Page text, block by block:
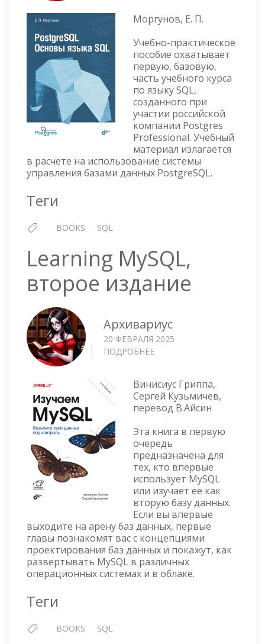
Моргунов, Е. П.
Учебно-практическое
пособие охватывает
первую, базовую,
часть учебного курса
по языку SQL,
созданного при
участии российской
компании Postgres
Professional. Учебный
материал излагается
в расчете на использование системы
управления базами данных PostgreSQL.
Теги
BOOKS SQL
Learning MySQL,
второе издание
Архивариус
20 ФЕВРАЛЯ 2025
ПОДРОБНЕЕ
ВТОРОЕ
ИЗДАНИЕ
Винисиус Гриппа,
Сергей Кузьмичев,
перевод В.Айсин
Эта книга в первую
очередь
предназначена для
тех, кто впервые
использует MySQL
или изучает ее как
вторую базу данных.
Если вы впервые
выходите на арену баз данных, первые
главы познакомят вас с концепциями
проектирования баз данных и покажут, как
развертывать MySQL в различных
операционных системах и в облаке.
Теги
BOOKS SQL